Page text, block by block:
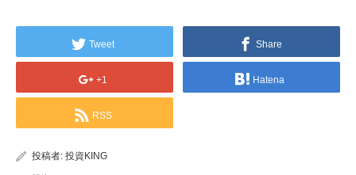
Tweet Share
+1 Hatena
RSS
投稿者: 投資KING